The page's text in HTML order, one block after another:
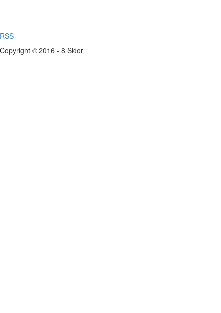
RSS
Copyright © 2016 - 8 Sidor